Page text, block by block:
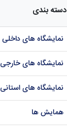
دسته بندی
نمایشگاه های داخلی
نمایشگاه های خارجی
نمایشگاه های استانی
همایش ها